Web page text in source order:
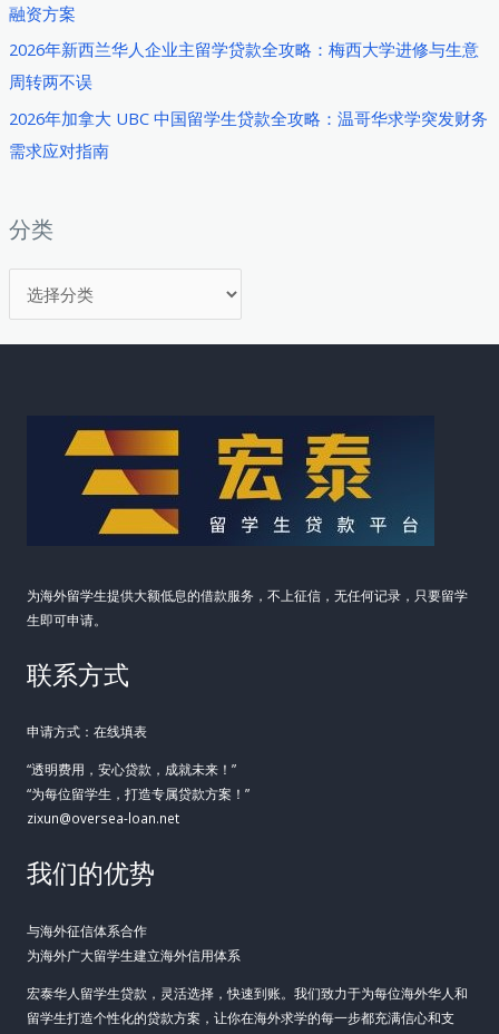
融资方案
2026年新西兰华人企业主留学贷款全攻略：梅西大学进修与生意
周转两不误
2026年加拿大 UBC 中国留学生贷款全攻略：温哥华求学突发财务
需求应对指南
分类
类
弈
与
资
化
置
为海外留学生提供大额低息的借款服务，不上征信，无任何记录，只要留学
生即可申请。
联系方式
申请方式：在线填表
“透明费用，安心贷款，成就未来！”
“为每位留学生，打造专属贷款方案！”
zixun@oversea-loan.net
我们的优势
与海外征信体系合作
为海外广大留学生建立海外信用体系
宏泰华人留学生贷款，灵活选择，快速到账。我们致力于为每位海外华人和
留学生打造个性化的贷款方案，让你在海外求学的每一步都充满信心和支